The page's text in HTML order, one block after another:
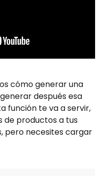
cómo generar una
después esa
función te va a servir,
de productos a tus
pero necesites cargar